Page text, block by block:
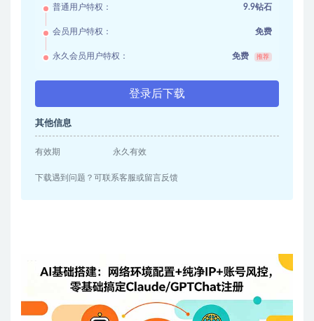
普通用户特权： 9.9钻石
会员用户特权： 免费
永久会员用户特权： 免费 推荐
登录后下载
其他信息
有效期 永久有效
下载遇到问题？可联系客服或留言反馈